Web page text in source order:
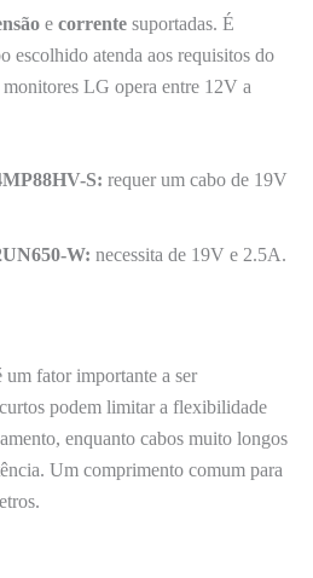
e corrente suportadas. É
escolhido atenda aos requisitos do
LG opera entre 12V a
S: requer um cabo de 19V
W: necessita de 19V e 2.5A.
um fator importante a ser
podem limitar a flexibilidade
enquanto cabos muito longos
Um comprimento comum para